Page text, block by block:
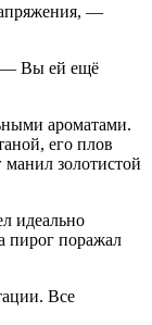
—
— Вы ей ещё
ароматами.
его плов
манил золотистой
идеально
поражал
Все